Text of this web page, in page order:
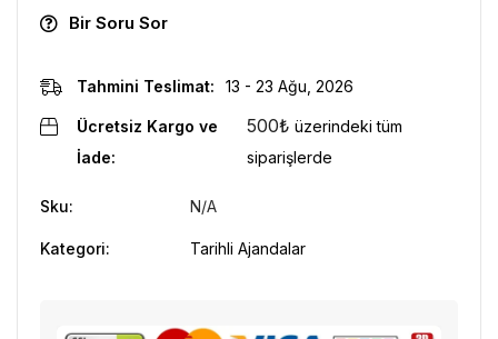
Bir Soru Sor
Tahmini Teslimat: 13 - 23 Ağu, 2026
Ücretsiz Kargo ve
İade:
500₺ üzerindeki tüm
siparişlerde
Sku: N/A
Kategori: Tarihli Ajandalar